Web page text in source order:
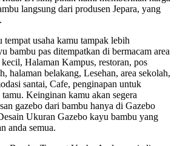
langsung dari produsen Jepara, yang
tempat usaha kamu tampak lebih
bambu pas ditempatkan di bermacam area
kecil, Halaman Kampus, restoran, pos
halaman belakang, Lesehan, area sekolah,
santai, Cafe, penginapan untuk
Keinginan kamu akan segera
gazebo dari bambu hanya di Gazebo
Ukuran Gazebo kayu bambu yang
anda semua.